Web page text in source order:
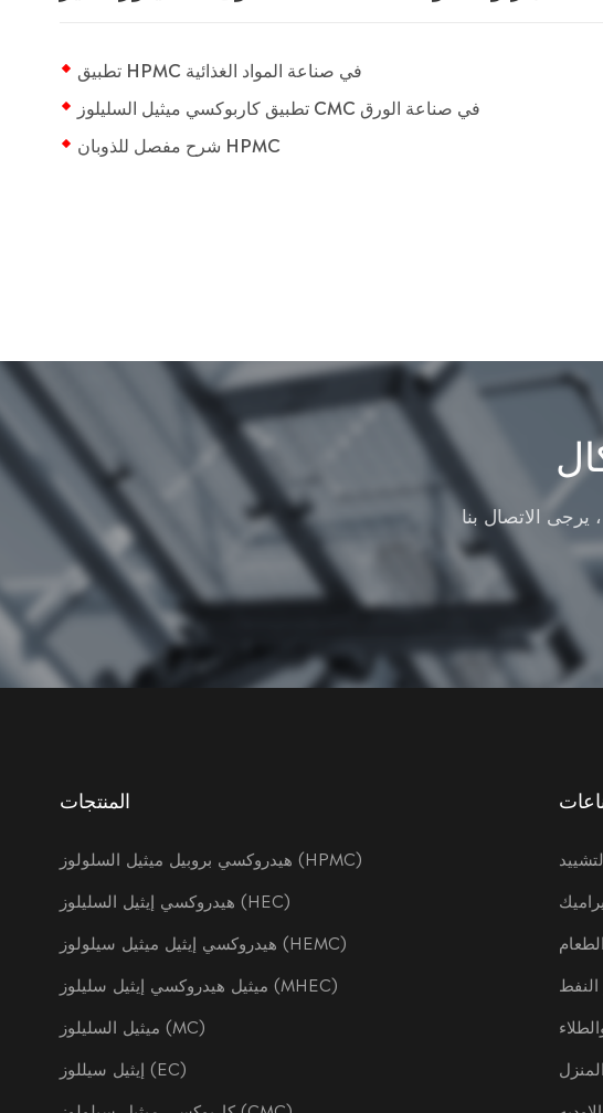
تطبيق HPMC في صناعة المواد الغذائية
تطبيق كاربوكسي ميثيل السليلوز CMC في صناعة الورق
شرح مفصل للذوبان HPMC
المنتجات
هيدروكسي بروبيل ميثيل السلولوز (HPMC)
هيدروكسي إيثيل السليلوز (HEC)
هيدروكسي إيثيل ميثيل سيلولوز (HEMC)
ميثيل هيدروكسي إيثيل سليلوز (MHEC)
ميثيل السليلوز (MC)
إيثيل سيللوز (EC)